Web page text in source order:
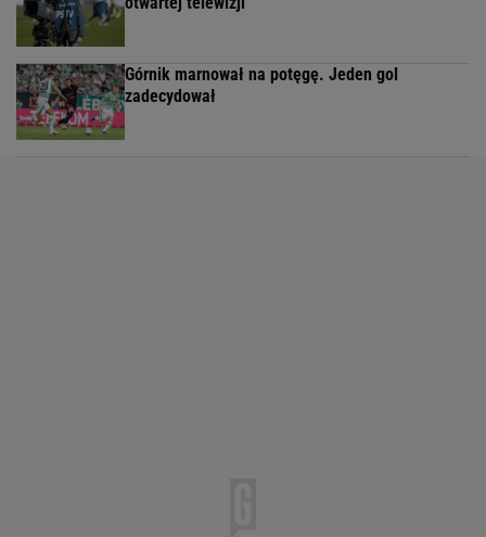
Górnik marnował na potęgę. Jeden gol
zadecydował